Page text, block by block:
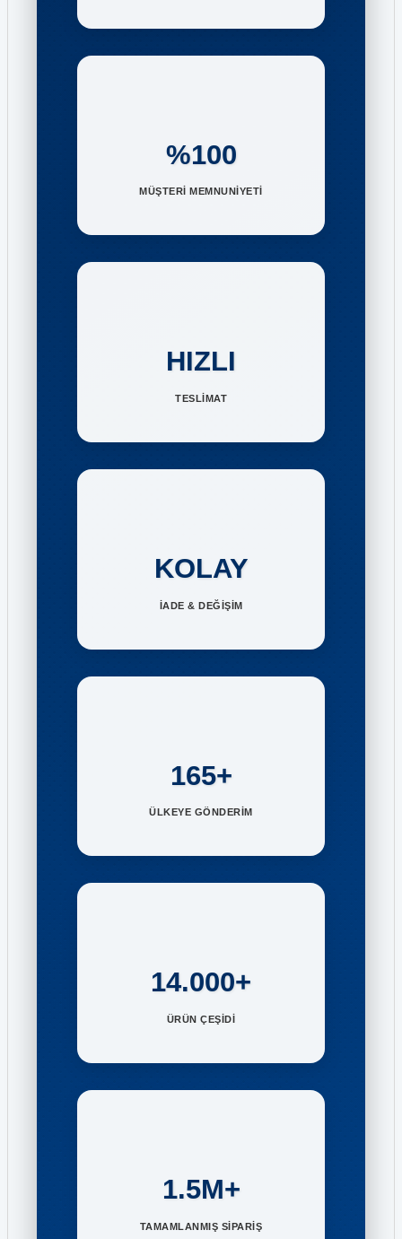
%100
MÜŞTERİ MEMNUNİYETİ
HIZLI
TESLİMAT
KOLAY
İADE & DEĞİŞİM
165+
ÜLKEYE GÖNDERİM
14.000+
ÜRÜN ÇEŞİDİ
1.5M+
TAMAMLANMIŞ SİPARİŞ